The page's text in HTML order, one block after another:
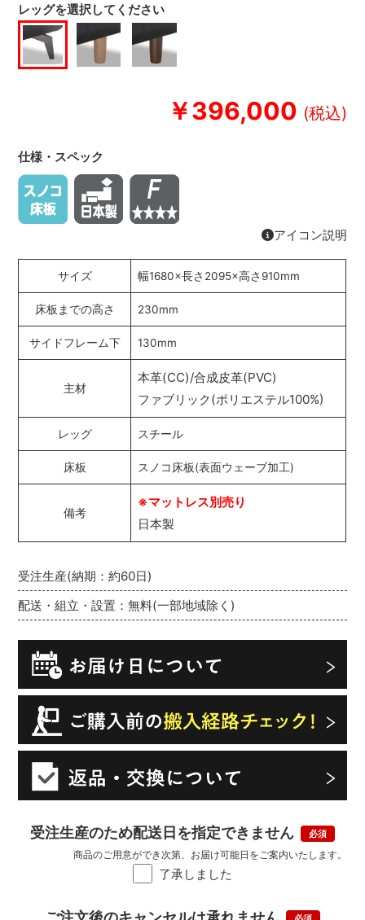
￥396,000
受注生産(納期：約60日)
配送・組立・設置：無料(一部地域除く)
受注生産のため配送日を指定できません
了承しました
商品のご用意ができ次第、お届け可能日をご案内いたします。
レッグを選択してください
仕様・スペック
アイコン説明
サイズ 幅1680×長さ2095×高さ910mm
床板までの高さ 230mm
サイドフレーム下 130mm
主材
本革(CC)/合成皮革(PVC)
ファブリック(ポリエステル100%)
レッグ スチール
床板 スノコ床板(表面ウェーブ加工)
備考
※マットレス別売り
日本製